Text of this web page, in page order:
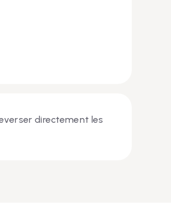
directement les